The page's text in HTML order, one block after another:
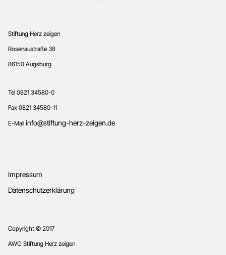
Footer
Stiftung Herz zeigen
Rosenaustraße 38
86150 Augsburg
Tel 0821 34580-0
Fax 0821 34580-11
E-Mail info@stiftung-herz-zeigen.de
Impressum
Datenschutzerklärung
Copyright © 2017
AWO Stiftung Herz zeigen